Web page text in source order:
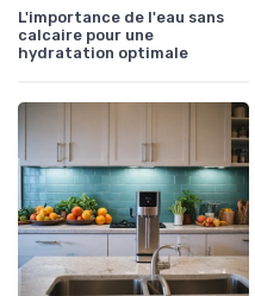
L'importance de l'eau sans
calcaire pour une
hydratation optimale